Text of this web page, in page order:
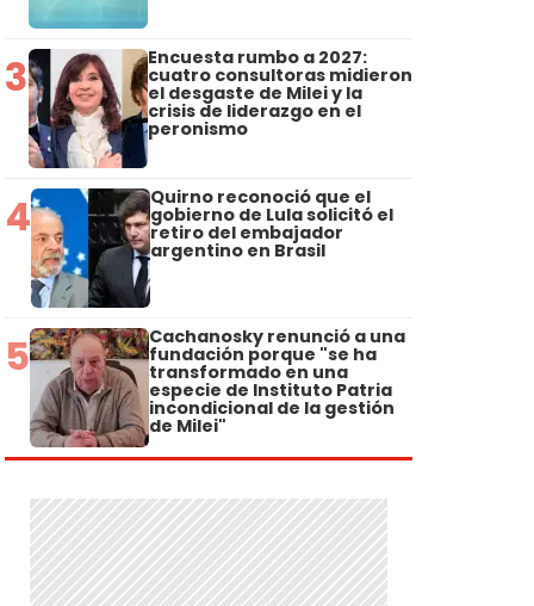
3 Encuesta rumbo a 2027:
cuatro consultoras midieron
el desgaste de Milei y la
crisis de liderazgo en el
peronismo
4 Quirno reconoció que el
gobierno de Lula solicitó el
retiro del embajador
argentino en Brasil
5 Cachanosky renunció a una
fundación porque "se ha
transformado en una
especie de Instituto Patria
incondicional de la gestión
de Milei"